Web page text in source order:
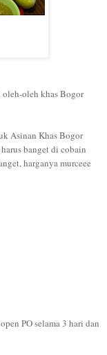
oleh khas Bogor
Asinan Khas Bogor
banget di cobain
harganya murceee
PO selama 3 hari dan